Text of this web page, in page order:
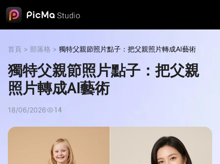
首頁 > 部落格 > 獨特父親節照片點子：把父親照片轉成AI藝術
獨特父親節照片點子：把父親
照片轉成AI藝術
18/06/2026 14